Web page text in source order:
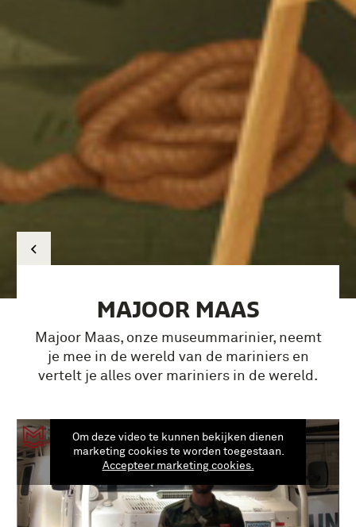
MAJOOR MAAS
Majoor Maas, onze museummarinier, neemt
je mee in de wereld van de mariniers en
vertelt je alles over mariniers in de wereld.
Om deze video te kunnen bekijken dienen
marketing cookies te worden toegestaan.
Accepteer marketing cookies.